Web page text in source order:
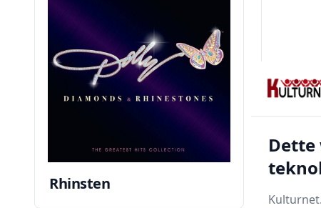
Rhinsten
Dette